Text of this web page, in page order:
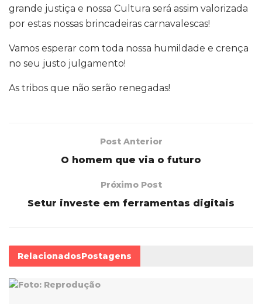
grande justiça e nossa Cultura será assim valorizada
por estas nossas brincadeiras carnavalescas!
Vamos esperar com toda nossa humildade e crença
no seu justo julgamento!
As tribos que não serão renegadas!
Post Anterior
O homem que via o futuro
Próximo Post
Setur investe em ferramentas digitais
RelacionadosPostagens